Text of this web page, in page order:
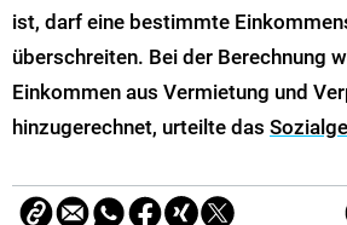
ist, darf eine bestimmte
überschreiten. Bei der Berechnung
Einkommen aus Vermietung und
hinzugerechnet, urteilte das